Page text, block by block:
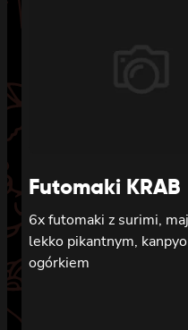
Futomaki KRAB
6x futomaki z surimi,
lekko pikantnym,
ogórkiem